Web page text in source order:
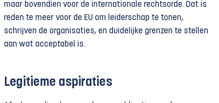
maar bovendien voor de internationale rechtsorde. Dat is
reden te meer voor de EU om leiderschap te tonen,
schrijven de organisaties, en duidelijke grenzen te stellen
aan wat acceptabel is.
Legitieme aspiraties